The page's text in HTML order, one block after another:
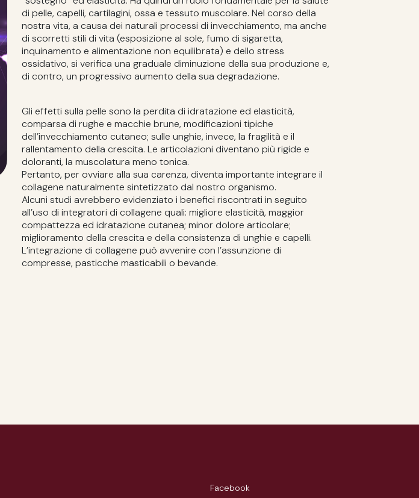
di pelle, capelli, cartilagini, ossa e tessuto muscolare. Nel corso della
nostra vita, a causa dei naturali processi di invecchiamento, ma anche
di scorretti stili di vita (esposizione al sole, fumo di sigaretta,
inquinamento e alimentazione non equilibrata) e dello stress
ossidativo, si verifica una graduale diminuzione della sua produzione e,
di contro, un progressivo aumento della sua degradazione.
Gli effetti sulla pelle sono la perdita di idratazione ed elasticità,
comparsa di rughe e macchie brune, modificazioni tipiche
dell’invecchiamento cutaneo; sulle unghie, invece, la fragilità e il
rallentamento della crescita. Le articolazioni diventano più rigide e
doloranti, la muscolatura meno tonica.
Pertanto, per ovviare alla sua carenza, diventa importante integrare il
collagene naturalmente sintetizzato dal nostro organismo.
Alcuni studi avrebbero evidenziato i benefici riscontrati in seguito
all’uso di integratori di collagene quali: migliore elasticità, maggior
compattezza ed idratazione cutanea; minor dolore articolare;
miglioramento della crescita e della consistenza di unghie e capelli.
L’integrazione di collagene può avvenire con l’assunzione di
compresse, pasticche masticabili o bevande.
Facebook